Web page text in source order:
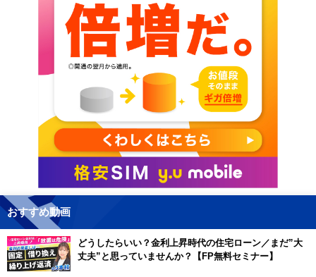
おすすめ動画
どうしたらいい？金利上昇時代の住宅ローン／まだ”大
丈夫”と思っていませんか？【FP無料セミナー】